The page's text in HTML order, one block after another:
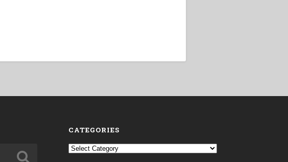
CATEGORIES
Categories